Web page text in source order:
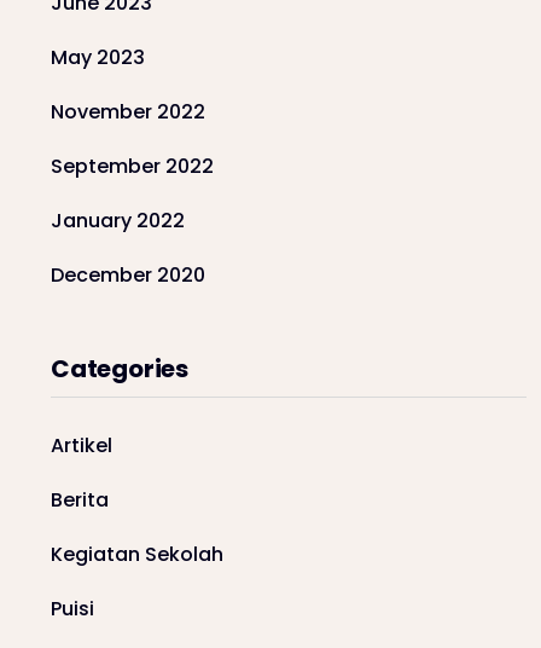
May 2023
November 2022
September 2022
January 2022
December 2020
Categories
Artikel
Berita
Kegiatan Sekolah
Puisi